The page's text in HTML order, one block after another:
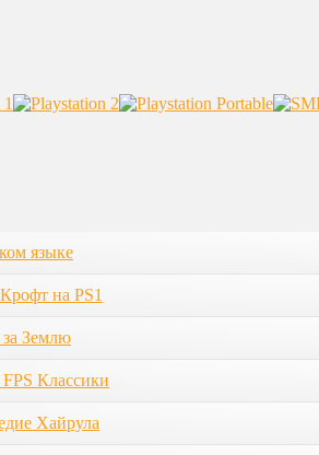
языке
на PS1
Землю
Классики
Хайрула